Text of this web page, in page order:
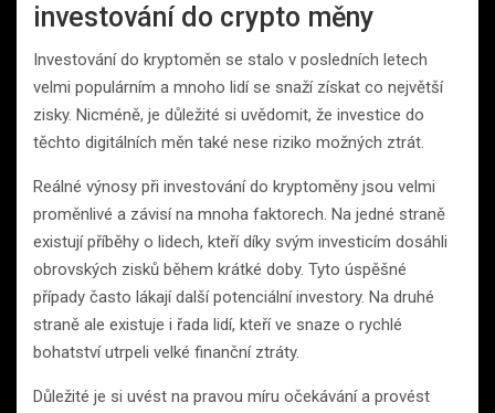
investování do crypto měny
Investování do kryptoměn se stalo v posledních letech
velmi populárním a mnoho lidí se snaží získat co největší
zisky. Nicméně, je důležité si uvědomit, že investice do
těchto digitálních měn také nese riziko možných ztrát.
Reálné výnosy při investování do kryptoměny jsou velmi
proměnlivé a závisí na mnoha faktorech. Na jedné straně
existují příběhy o lidech, kteří díky svým investicím dosáhli
obrovských zisků během krátké doby. Tyto úspěšné
případy často lákají další potenciální investory. Na druhé
straně ale existuje i řada lidí, kteří ve snaze o rychlé
bohatství utrpeli velké finanční ztráty.
Důležité je si uvést na pravou míru očekávání a provést